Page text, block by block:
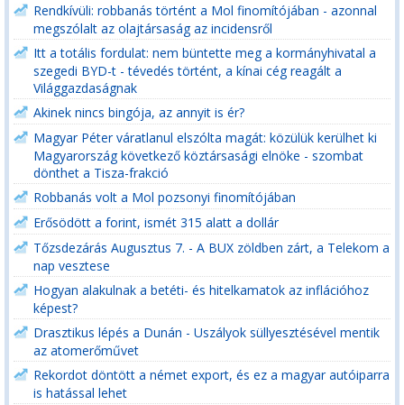
Rendkívüli: robbanás történt a Mol finomítójában - azonnal
megszólalt az olajtársaság az incidensről
Itt a totális fordulat: nem büntette meg a kormányhivatal a
szegedi BYD-t - tévedés történt, a kínai cég reagált a
Világgazdaságnak
Akinek nincs bingója, az annyit is ér?
Magyar Péter váratlanul elszólta magát: közülük kerülhet ki
Magyarország következő köztársasági elnöke - szombat
dönthet a Tisza-frakció
Robbanás volt a Mol pozsonyi finomítójában
Erősödött a forint, ismét 315 alatt a dollár
Tőzsdezárás Augusztus 7. - A BUX zöldben zárt, a Telekom a
nap vesztese
Hogyan alakulnak a betéti- és hitelkamatok az inflációhoz
képest?
Drasztikus lépés a Dunán - Uszályok süllyesztésével mentik
az atomerőművet
Rekordot döntött a német export, és ez a magyar autóiparra
is hatással lehet